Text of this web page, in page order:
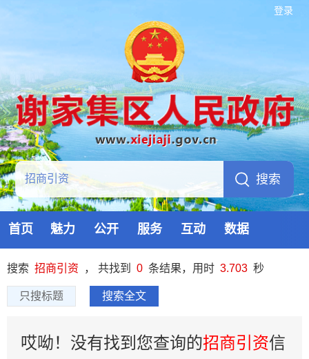
登录
首页 魅力 公开 服务 互动 数据
搜索 招商引资 ， 共找到 0 条结果，用时 3.703 秒
只搜标题 搜索全文
哎呦！没有找到您查询的招商引资信